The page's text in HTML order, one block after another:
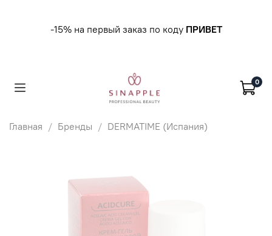
-15% на первый заказ по коду ПРИВЕТ
0
Главная Бренды DERMATIME (Испания)